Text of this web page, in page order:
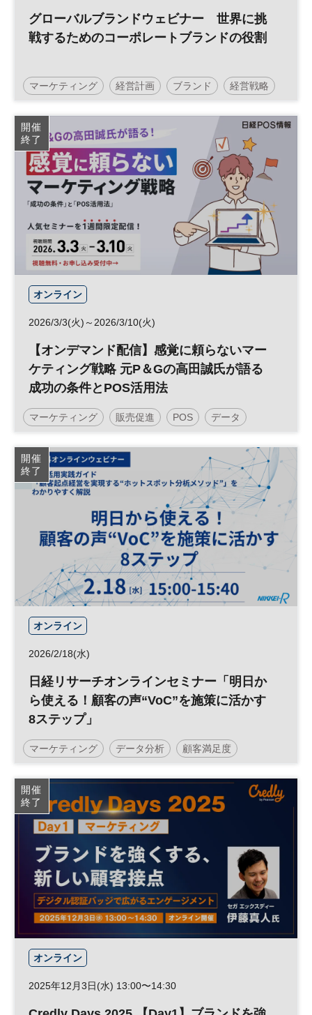
グローバルブランドウェビナー 世界に挑
戦するためのコーポレートブランドの役割
マーケティング 経営計画 ブランド 経営戦略
ブランディング グローバル
参加無料
開催
終了
オンライン
2026/3/3(火)～2026/3/10(火)
【オンデマンド配信】感覚に頼らないマー
ケティング戦略 元P＆Gの高田誠氏が語る
成功の条件とPOS活用法
マーケティング 販売促進 POS データ
参加無料
開催
終了
オンライン
2026/2/18(水)
日経リサーチオンラインセミナー「明日か
ら使える！顧客の声“VoC”を施策に活かす
8ステップ」
マーケティング データ分析 顧客満足度
データ活用 CX
参加無料
開催
終了
オンライン
2025年12月3日(水) 13:00〜14:30